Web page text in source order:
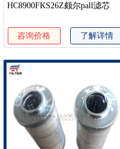
HC8900FKS26Z颇尔pall滤芯
咨询价格 了解详情